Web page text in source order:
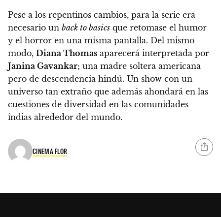
Pese a los repentinos cambios, para la serie era
necesario un back to basics que retomase el humor
y el horror en una misma pantalla. Del mismo
modo, Diana Thomas aparecerá interpretada por
Janina Gavankar; una madre soltera americana
pero de descendencia hindú. Un show con un
universo tan extraño que además ahondará en las
cuestiones de diversidad en las comunidades
indias alrededor del mundo.
CINEMA FLOR